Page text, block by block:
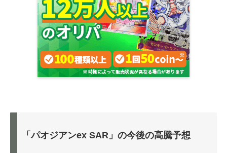
「パオジアンex SAR」の今後の高騰予想